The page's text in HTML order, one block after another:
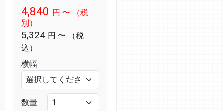
4,840 円 〜
（税
別）
5,324 円 〜
（税
込）
横幅
数量